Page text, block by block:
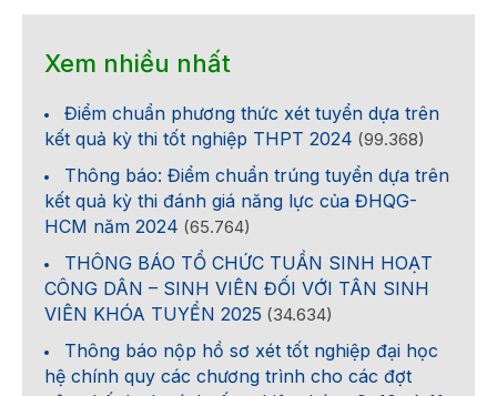
Xem nhiều nhất
Điểm chuẩn phương thức xét tuyển dựa trên
kết quả kỳ thi tốt nghiệp THPT 2024 (99.368)
Thông báo: Điểm chuẩn trúng tuyển dựa trên
kết quả kỳ thi đánh giá năng lực của ĐHQG-
HCM năm 2024 (65.764)
THÔNG BÁO TỔ CHỨC TUẦN SINH HOẠT
CÔNG DÂN – SINH VIÊN ĐỐI VỚI TÂN SINH
VIÊN KHÓA TUYỂN 2025 (34.634)
Thông báo nộp hồ sơ xét tốt nghiệp đại học
hệ chính quy các chương trình cho các đợt